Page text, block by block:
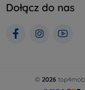
Dołącz do nas
© 2026